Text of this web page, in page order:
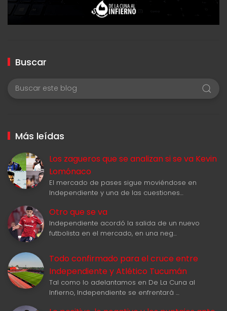
Buscar
Más leídas
Los zagueros que se analizan si se va Kevin
Lomónaco
El mercado de pases sigue moviéndose en
Independiente y una de las cuestiones…
Otro que se va
Independiente acordó la salida de un nuevo
futbolista en el mercado, en una neg…
Todo confirmado para el cruce entre
Independiente y Atlético Tucumán
Tal como lo adelantamos en De La Cuna al
Infierno, Independiente se enfrentará …